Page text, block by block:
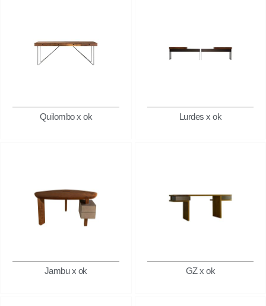
Quilombo x ok Lurdes x ok
Jambu x ok GZ x ok